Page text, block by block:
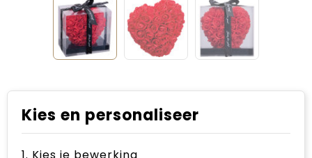
Kies en personaliseer